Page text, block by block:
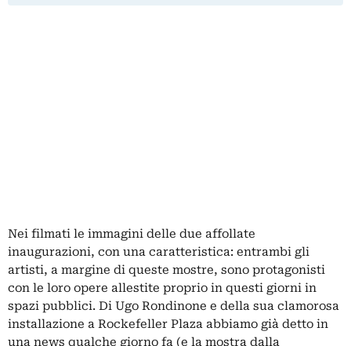
Nei filmati le immagini delle due affollate
inaugurazioni, con una caratteristica: entrambi gli
artisti, a margine di queste mostre, sono protagonisti
con le loro opere allestite proprio in questi giorni in
spazi pubblici. Di Ugo Rondinone e della sua clamorosa
installazione a Rockefeller Plaza abbiamo già detto in
una news qualche giorno fa (e la mostra dalla